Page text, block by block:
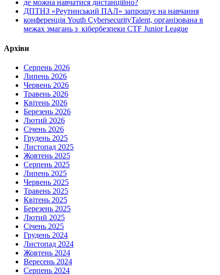
де можна навчатися дистанційно?
ДПТНЗ «Реутинський ПАЛ» запрошує на навчання
конференція Youth CybersecurityTalent, організована в
межах змагань з кібербезпеки CTF Junior League
Архіви
Серпень 2026
Липень 2026
Червень 2026
Травень 2026
Квітень 2026
Березень 2026
Лютий 2026
Січень 2026
Грудень 2025
Листопад 2025
Жовтень 2025
Серпень 2025
Липень 2025
Червень 2025
Травень 2025
Квітень 2025
Березень 2025
Лютий 2025
Січень 2025
Грудень 2024
Листопад 2024
Жовтень 2024
Вересень 2024
Серпень 2024